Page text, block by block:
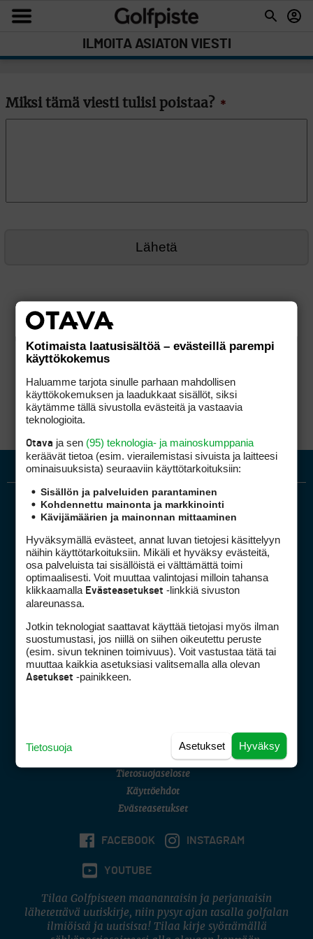
ILMOITA ASIATON VIESTI
Miksi tämä viesti tulisi poistaa? *
Golfpiste mediakortti
Golfpisteen yhteystiedot
DSA avoimuusraportti
Asiakaspalvelu
(digi) digi@otavamedia.fi
Tietosuojaseloste
Käyttöehdot
Evästeasetukset
FACEBOOK INSTAGRAM
YOUTUBE
Tilaa Golfpisteen maanantaisin ja perjantaisin
lähetettävä uutiskirje, niin pysyt ajan tasalla golfalan
ilmiöistä ja uutisista! Tilaa kirje syöttämällä
Kotimaista laatusisältöä – evästeillä parempi
käyttökokemus
Haluamme tarjota sinulle parhaan mahdollisen
käyttökokemuksen ja laadukkaat sisällöt, siksi
käytämme tällä sivustolla evästeitä ja vastaavia
teknologioita.
Otava ja sen (95) teknologia- ja mainoskumppania
keräävät tietoa (esim. vierailemis­tasi sivuista ja laitteesi
ominaisuuk­sista) seuraaviin käyttötarkoituksiin:
Sisällön ja palveluiden parantaminen
Kohdennettu mainonta ja markkinointi
Kävijämäärien ja mainonnan mittaaminen
Hyväksymällä evästeet, annat luvan tietojesi käsittelyyn
näihin käyttötarkoituksiin. Mikäli et hyväksy evästeitä,
osa palveluista tai sisällöistä ei välttämättä toimi
optimaalisesti. Voit muuttaa valintojasi milloin tahansa
klikkaamalla Evästeasetukset -linkkiä sivuston
alareunassa.
Jotkin teknologiat saattavat käyttää tietojasi myös ilman
suostumustasi, jos niillä on siihen oikeutettu peruste
(esim. sivun tekninen toimivuus). Voit vastustaa tätä tai
muuttaa kaikkia asetuksiasi valitsemalla alla olevan
Asetukset -painikkeen.
Hyväksy
Asetukset
Tietosuoja